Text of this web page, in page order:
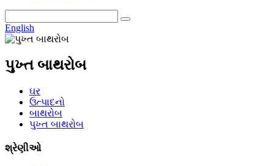
English
પુખ્ત બાથરોબ
ઘર
ઉત્પાદનો
બાથરોબ
પુખ્ત બાથરોબ
શ્રેણીઓ